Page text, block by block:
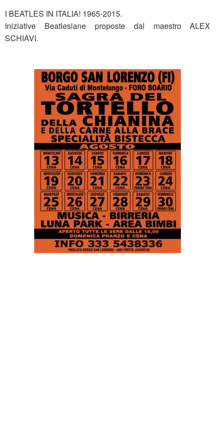
I BEATLES IN ITALIA! 1965-2015.
Iniziative Beatlesiane proposte dal maestro ALEX
SCHIAVI.